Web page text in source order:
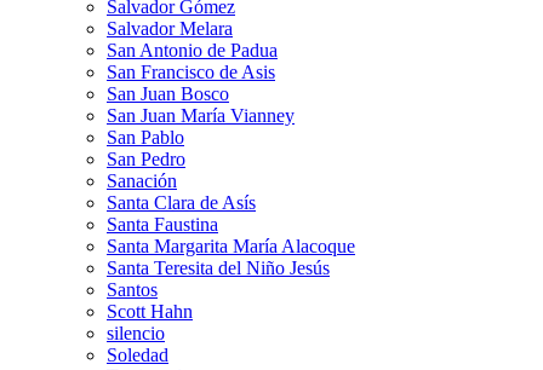
Salvador Gómez
Salvador Melara
San Antonio de Padua
San Francisco de Asis
San Juan Bosco
San Juan María Vianney
San Pablo
San Pedro
Sanación
Santa Clara de Asís
Santa Faustina
Santa Margarita María Alacoque
Santa Teresita del Niño Jesús
Santos
Scott Hahn
silencio
Soledad